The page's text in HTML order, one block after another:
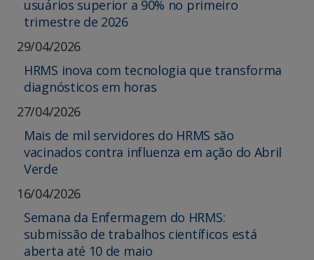
usuários superior a 90% no primeiro
trimestre de 2026
29/04/2026
HRMS inova com tecnologia que transforma
diagnósticos em horas
27/04/2026
Mais de mil servidores do HRMS são
vacinados contra influenza em ação do Abril
Verde
16/04/2026
Semana da Enfermagem do HRMS:
submissão de trabalhos científicos está
aberta até 10 de maio